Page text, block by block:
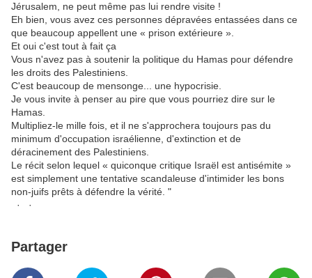
Jérusalem, ne peut même pas lui rendre visite !
Eh bien, vous avez ces personnes dépravées entassées dans ce
que beaucoup appellent une « prison extérieure ».
Et oui c'est tout à fait ça
Vous n'avez pas à soutenir la politique du Hamas pour défendre
les droits des Palestiniens.
C'est beaucoup de mensonge... une hypocrisie.
Je vous invite à penser au pire que vous pourriez dire sur le
Hamas.
Multipliez-le mille fois, et il ne s'approchera toujours pas du
minimum d'occupation israélienne, d'extinction et de
déracinement des Palestiniens.
Le récit selon lequel « quiconque critique Israël est antisémite »
est simplement une tentative scandaleuse d'intimider les bons
non-juifs prêts à défendre la vérité. "
· ·
Partager